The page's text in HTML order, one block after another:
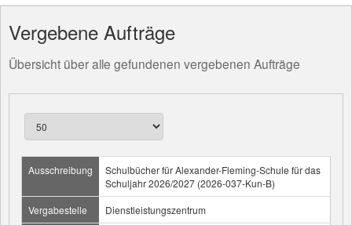
Vergebene Aufträge
Übersicht über alle gefundenen vergebenen Aufträge
Ausschreibung
Schulbücher für Alexander-Fleming-Schule für das
Schuljahr 2026/2027 (2026-037-Kun-B)
Vergabestelle
Dienstleistungszentrum